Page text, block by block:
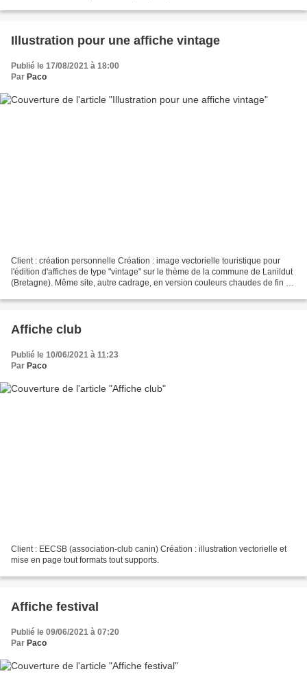
Illustration pour une affiche vintage
Publié le 17/08/2021 à 18:00
Par Paco
Client : création personnelle Création : image vectorielle touristique pour
l'édition d'affiches de type "vintage" sur le thème de la commune de Lanildut
(Bretagne). Même site, autre cadrage, en version couleurs chaudes de fin de
Affiche club
Publié le 10/06/2021 à 11:23
Par Paco
Client : EECSB (association-club canin) Création : illustration vectorielle et
mise en page tout formats tout supports.
Affiche festival
Publié le 09/06/2021 à 07:20
Par Paco